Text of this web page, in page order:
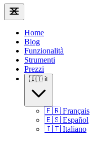
Home
Blog
Funzionalità
Strumenti
Prezzi
🇮🇹 it
🇫🇷 Français
🇪🇸 Español
🇮🇹 Italiano